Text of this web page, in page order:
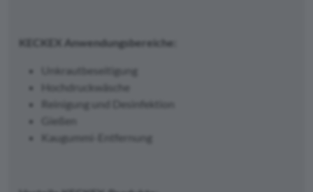
KECKEX Anwendungsbereiche:
Unkrautbeseitigung
Hochdruckwäsche
Reinigung und Desinfektion
Gießen
Kaugummi-Entfernung